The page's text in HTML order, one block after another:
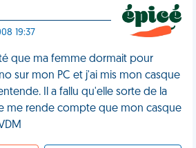
19:37
que ma femme dormait pour
sur mon PC et j'ai mis mon casque
Il a fallu qu'elle sorte de la
me rende compte que mon casque